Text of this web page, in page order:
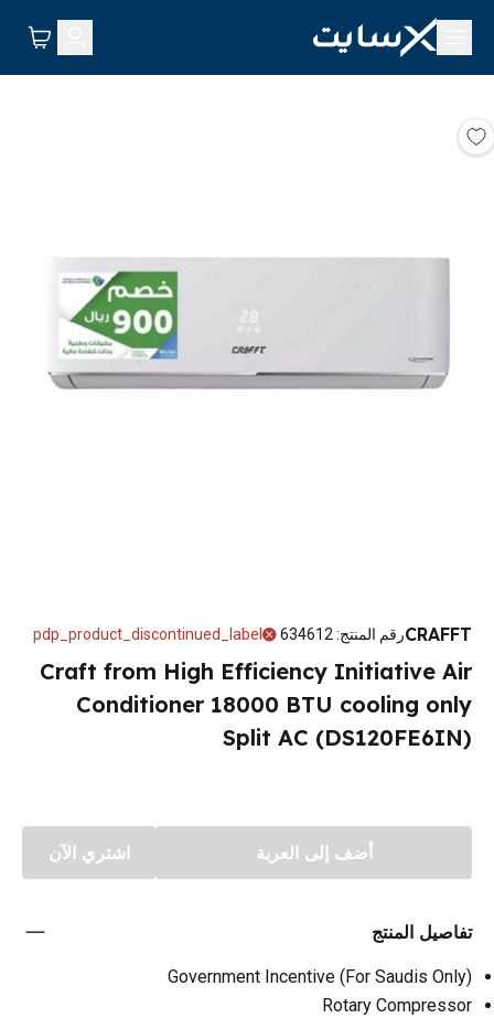
CRAFFTرقم المنتج:
634612
pdp_product_discontinued_label
Craft from High Efficiency Initiative Air
Conditioner 18000 BTU cooling only
Split AC (DS120FE6IN)
أضف إلى العربة اشتري الآن
تفاصيل المنتج
Government Incentive (For Saudis Only)
Rotary Compressor